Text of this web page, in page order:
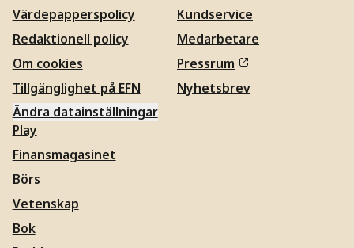
Värdepapperspolicy
Redaktionell policy
Om cookies
Tillgänglighet på EFN
Ändra datainställningar
Kundservice
Medarbetare
Pressrum
Nyhetsbrev
Play
Finansmagasinet
Börs
Vetenskap
Bok